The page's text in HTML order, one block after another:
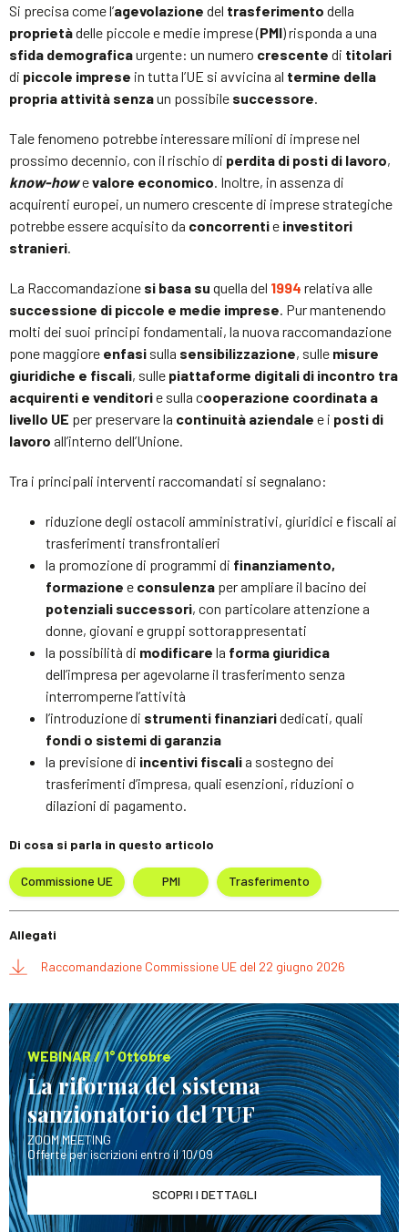
Si precisa come l’agevolazione del trasferimento della
proprietàdelle piccole e medie imprese (PMI) risponda a una
sfida demograficaurgente: un numero crescente di titolari
di piccole imprese in tutta l’UE si avvicina al termine della
propria attività senzaun possibile successore.
Tale fenomeno potrebbe interessare milioni di imprese nel
prossimo decennio, con il rischio di perdita di posti di lavoro,
know-howevalore economico. Inoltre, in assenza di
acquirenti europei, un numero crescente di imprese strategiche
potrebbe essere acquisito da concorrentie investitori
stranieri.
La Raccomandazione si basa su quella del 1994 relativa alle
successione di piccole e medie imprese. Pur mantenendo
molti dei suoi principi fondamentali, la nuova raccomandazione
pone maggiore enfasi sulla sensibilizzazione, sulle misure
giuridiche e fiscali, sulle piattaforme digitali di incontro tra
acquirenti e venditorie sulla cooperazione coordinata a
livello UE per preservare la continuità aziendale e i posti di
lavoro all’interno dell’Unione.
Tra i principali interventi raccomandati si segnalano:
riduzione degli ostacoli amministrativi, giuridici e fiscali ai
trasferimenti transfrontalieri
la promozione di programmi di finanziamento,
formazione e consulenza per ampliare il bacino dei
potenziali successori, con particolare attenzione a
donne, giovani e gruppi sottorappresentati
la possibilità di modificare la forma giuridica
dell’impresa per agevolarne il trasferimento senza
interromperne l’attività
l’introduzione di strumenti finanziaridedicati, quali
fondi o sistemi di garanzia
la previsione di incentivi fiscalia sostegno dei
trasferimenti d’impresa, quali esenzioni, riduzioni o
dilazioni di pagamento.
Di cosa si parla in questo articolo
Commissione UE PMI Trasferimento
Allegati
Raccomandazione Commissione UE del 22 giugno 2026
WEBINAR / 1° Ottobre
La riforma del sistema
sanzionatorio del TUF
ZOOM MEETING
Offerte per iscrizioni entro il 10/09
SCOPRI I DETTAGLI